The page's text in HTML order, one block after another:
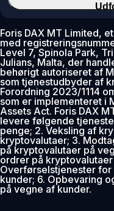
Foris DAX MT Limited,
med
Level 7, Spinola Park,
Julians, Malta, der
behørigt autoriseret af
som tjenestudbyder af
Forordning 2023/1114
som er implementeret i
Assets Act. Foris DAX
levere følgende
penge; 2. Veksling af
kryptovalutaer; 3.
på kryptovalutaer på
ordrer på
Overførselstjenester
kunder; 6. Opbevaring
på vegne af kunder.